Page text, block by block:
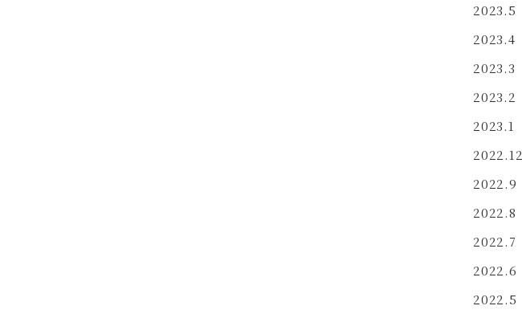
2023.5
2023.4
2023.3
2023.2
2023.1
2022.12
2022.9
2022.8
2022.7
2022.6
2022.5